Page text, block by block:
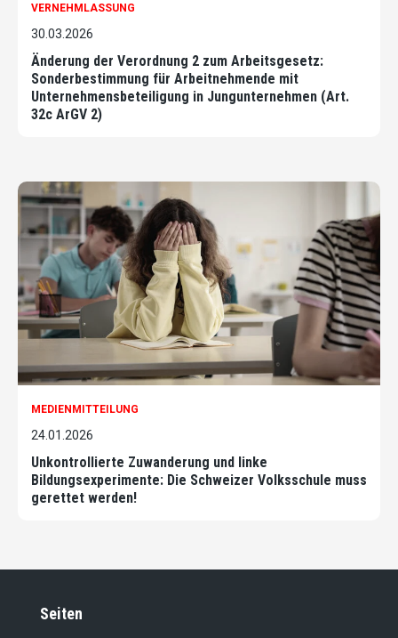
VERNEHMLASSUNG
30.03.2026
Änderung der Verordnung 2 zum Arbeitsgesetz:
Sonderbestimmung für Arbeitnehmende mit
Unternehmensbeteiligung in Jungunternehmen (Art.
32c ArGV 2)
MEDIENMITTEILUNG
24.01.2026
Unkontrollierte Zuwanderung und linke
Bildungsexperimente: Die Schweizer Volksschule muss
gerettet werden!
Seiten